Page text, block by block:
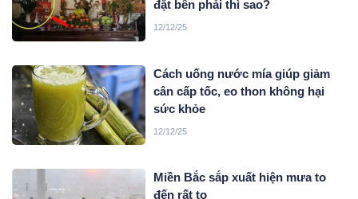
đặt bên phải thì sao?
12/12/25
Cách uống nước mía giúp giảm
cân cấp tốc, eo thon không hại
sức khỏe
12/12/25
Miền Bắc sắp xuất hiện mưa to
đến rất to